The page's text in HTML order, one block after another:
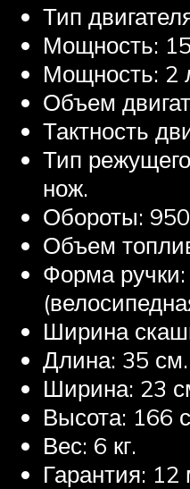
Тип
Мощность:
Мощность: 2
Объем
Тактность
Тип
нож.
Обороты:
Объем
Форма
Ширина
Длина: 35 см.
Ширина: 23
Высота: 166
Вес: 6 кг.
Гарантия: 12